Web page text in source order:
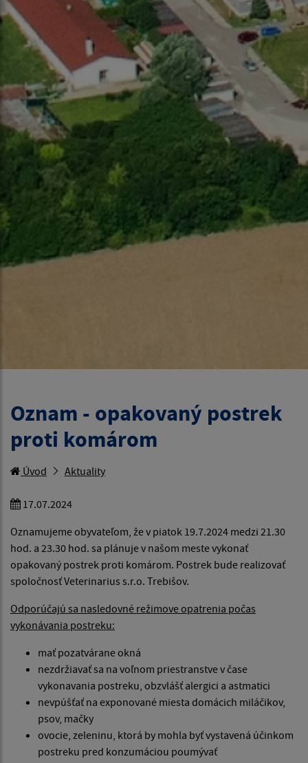
Oznam - opakovaný postrek
proti komárom
Úvod Aktuality
17.07.2024
Oznamujeme obyvateľom, že v piatok 19.7.2024 medzi 21.30
hod. a 23.30 hod. sa plánuje v našom meste vykonať
opakovaný postrek proti komárom. Postrek bude realizovať
spoločnosť Veterinarius s.r.o. Trebišov.
Odporúčajú sa nasledovné režimove opatrenia počas
vykonávania postreku:
mať pozatvárane okná
nezdržiavať sa na voľnom priestranstve v čase
vykonavania postreku, obzvlášť alergici a astmatici
nevpúšťať na exponované miesta domácich miláčikov,
psov, mačky
ovocie, zeleninu, ktorá by mohla byť vystavená účinkom
postreku pred konzumáciou poumývať